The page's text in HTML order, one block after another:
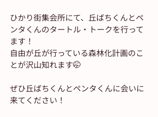
ひかり街集会所にて、丘ばちくんとペ
ンタくんのタートル・トークを行って
ます！
自由が丘が行っている森林化計画のこ
とが沢山知れます🤭
ぜひ丘ばちくんとペンタくんに会いに
来てください！